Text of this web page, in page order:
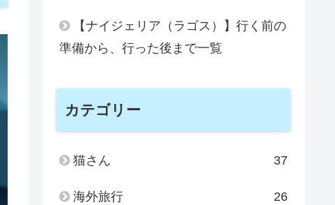
【ナイジェリア（ラゴス）】行く前の
準備から、行った後まで一覧
カテゴリー
猫さん 37
海外旅行 26